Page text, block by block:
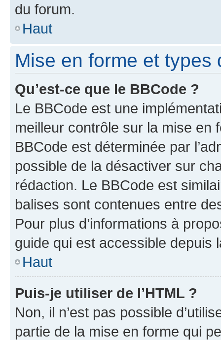
du forum.
Haut
Mise en forme et types
Qu’est-ce que le BBCode ?
Le BBCode est une
meilleur contrôle sur la mise en
BBCode est déterminée par
possible de la désactiver sur
rédaction. Le BBCode est
balises sont contenues entre
Pour plus d’informations à
guide qui est accessible depuis
Haut
Puis-je utiliser de l’HTML ?
Non, il n’est pas possible
partie de la mise en forme qui